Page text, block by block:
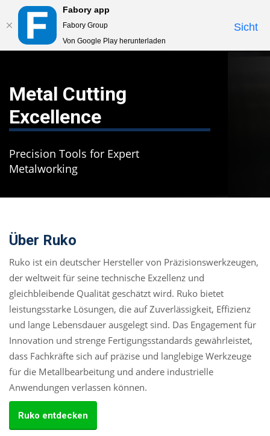
Fabory app
Fabory Group
Von Google Play herunterladen
Sicht
Metal Cutting
Excellence
Precision Tools for Expert
Metalworking
Über Ruko
Ruko ist ein deutscher Hersteller von Präzisionswerkzeugen,
der weltweit für seine technische Exzellenz und
gleichbleibende Qualität geschätzt wird. Ruko bietet
leistungsstarke Lösungen, die auf Zuverlässigkeit, Effizienz
und lange Lebensdauer ausgelegt sind. Das Engagement für
Innovation und strenge Fertigungsstandards gewährleistet,
dass Fachkräfte sich auf präzise und langlebige Werkzeuge
für die Metallbearbeitung und andere industrielle
Anwendungen verlassen können.
Ruko entdecken